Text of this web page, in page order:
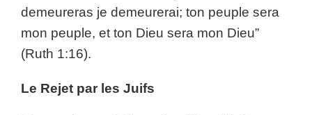
demeureras je demeurerai; ton peuple sera
mon peuple, et ton Dieu sera mon Dieu”
(Ruth 1:16).
Le Rejet par les Juifs